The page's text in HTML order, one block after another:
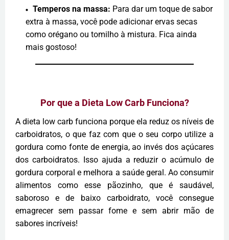
Temperos na massa: Para dar um toque de sabor
extra à massa, você pode adicionar ervas secas
como orégano ou tomilho à mistura. Fica ainda
mais gostoso!
Por que a Dieta Low Carb Funciona?
A dieta low carb funciona porque ela reduz os níveis de
carboidratos, o que faz com que o seu corpo utilize a
gordura como fonte de energia, ao invés dos açúcares
dos carboidratos. Isso ajuda a reduzir o acúmulo de
gordura corporal e melhora a saúde geral. Ao consumir
alimentos como esse pãozinho, que é saudável,
saboroso e de baixo carboidrato, você consegue
emagrecer sem passar fome e sem abrir mão de
sabores incríveis!